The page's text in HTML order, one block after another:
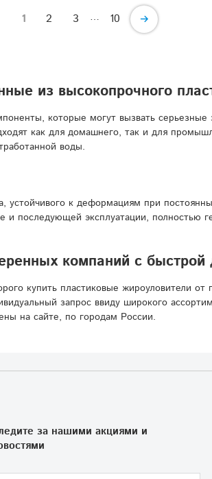
1 2 3 … 10
из высокопрочного
которые могут вызвать
как для домашнего, так и для
воды.
к деформациям при
последующей эксплуатации, полностью
компаний с быстрой
купить пластиковые жироуловители
запрос ввиду широкого
на сайте, по городам России.
за нашими акциями и